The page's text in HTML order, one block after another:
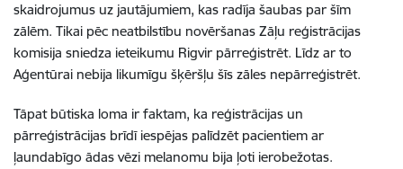
skaidrojumus uz jautājumiem, kas radīja šaubas par šīm
zālēm. Tikai pēc neatbilstību novēršanas Zāļu reģistrācijas
komisija sniedza ieteikumu Rigvir pārreģistrēt. Līdz ar to
Aģentūrai nebija likumīgu šķēršļu šīs zāles nepārreģistrēt.
Tāpat būtiska loma ir faktam, ka reģistrācijas un
pārreģistrācijas brīdī iespējas palīdzēt pacientiem ar
ļaundabīgo ādas vēzi melanomu bija ļoti ierobežotas.